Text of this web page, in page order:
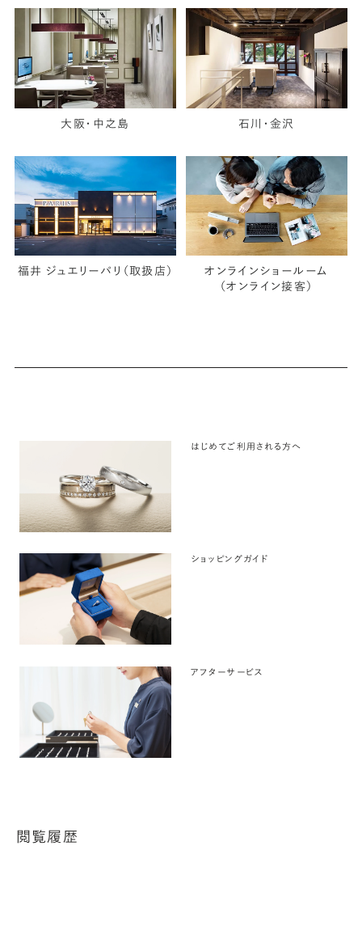
大阪・中之島 石川・金沢
福井 ジュエリーパリ（取扱店）
オンラインショールーム
（オンライン接客）
はじめてご利用される方へ
ショッピングガイド
アフターサービス
閲覧履歴